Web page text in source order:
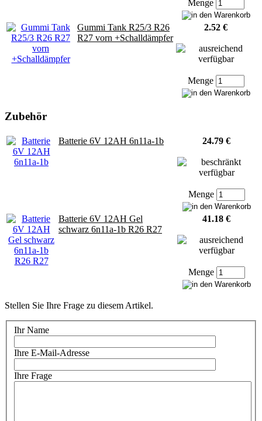
Menge
Gummi Tank R25/3 R26
R27 vorn +Schalldämpfer
2.52 €
Menge
Zubehör
Batterie 6V 12AH 6n11a-1b 24.79 €
Menge
Batterie 6V 12AH Gel
schwarz 6n11a-1b R26 R27
41.18 €
Menge
Stellen Sie Ihre Frage zu diesem Artikel.
Ihr Name
Ihre E-Mail-Adresse
Ihre Frage